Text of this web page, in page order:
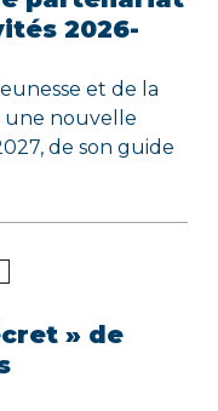
2026-
et de la
une nouvelle
de son guide
» de